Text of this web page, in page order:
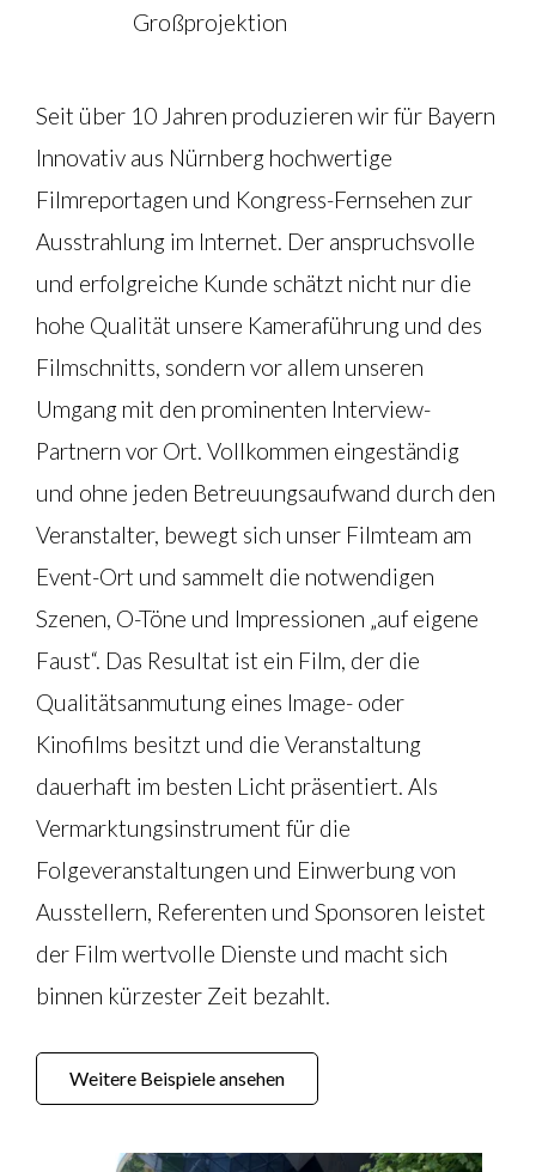
Großprojektion
Seit über 10 Jahren produzieren wir für Bayern
Innovativ aus Nürnberg hochwertige
Filmreportagen und Kongress-Fernsehen zur
Ausstrahlung im Internet. Der anspruchsvolle
und erfolgreiche Kunde schätzt nicht nur die
hohe Qualität unsere Kameraführung und des
Filmschnitts, sondern vor allem unseren
Umgang mit den prominenten Interview-
Partnern vor Ort. Vollkommen eingeständig
und ohne jeden Betreuungsaufwand durch den
Veranstalter, bewegt sich unser Filmteam am
Event-Ort und sammelt die notwendigen
Szenen, O-Töne und Impressionen „auf eigene
Faust“. Das Resultat ist ein Film, der die
Qualitätsanmutung eines Image- oder
Kinofilms besitzt und die Veranstaltung
dauerhaft im besten Licht präsentiert. Als
Vermarktungsinstrument für die
Folgeveranstaltungen und Einwerbung von
Ausstellern, Referenten und Sponsoren leistet
der Film wertvolle Dienste und macht sich
binnen kürzester Zeit bezahlt.
Weitere Beispiele ansehen